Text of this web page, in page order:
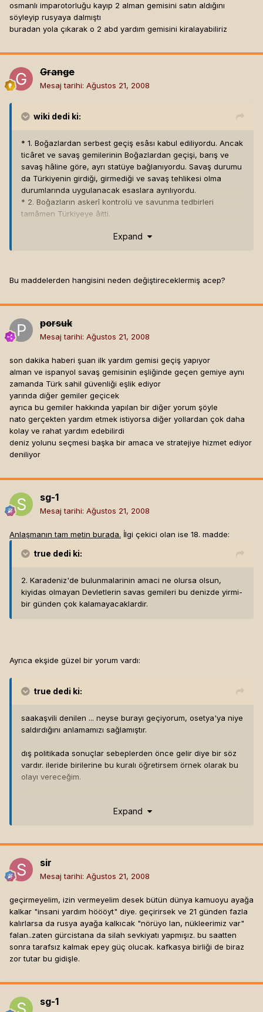
osmanlı imparotorluğu kayıp 2 alman gemisini satın aldığını
söyleyip rusyaya dalmıştı
buradan yola çıkarak o 2 abd yardım gemisini kiralayabiliriz
Grange
Mesaj tarihi: Ağustos 21, 2008
wiki dedi ki:
* 1. Boğazlardan serbest geçiş esâsı kabul ediliyordu. Ancak
ticâret ve savaş gemilerinin Boğazlardan geçişi, barış ve
savaş hâline göre, ayrı statüye bağlanıyordu. Savaş durumu
da Türkiyenin girdiği, girmediği ve savaş tehlikesi olma
durumlarında uygulanacak esaslara ayrılıyordu.
* 2. Boğazların askerî kontrolü ve savunma tedbirleri
tamâmen Türkiyeye âitti.
* a. Karadenizde kıyısı olmayan devletlerin ticâret gemileri
verilmek ve bir arada dokuz gemiyi ve belli tonajı aşmamak
üzere geçebilir. Denizaltılar, uçak gemileri ve 10.000 tondan
büyük savaş gemileri hiç geçemez. Sözleşmeye uygun
şekilde geçen savaş gemileri Karadenizde yirmi bir günden
* b. Karadenizde kıyısı bulunan devletlerin ticâret gemileri
serbestçe geçerler. Savaş gemileri geçmeden sekiz gün
önce Türkiyeye haber verecekler, bir arada geçen gemilerin
tonajı 15.000den fazla olmayacaktır. Karadenizde kalışları
için belli bir süre yoktur.
Savaş zamânında:
* a. Türkiye savaşa katılmışsa; her cins gemiyi geçirip
rağmen savaşan tarafların savaş gemileri geçemez.
* c. Savaş tehlikesinin çok olduğu zamanlarda; Türkiye yine
Expand
Bu maddelerden hangisini neden değiştireceklermiş acep?
porsuk
Mesaj tarihi: Ağustos 21, 2008
son dakika haberi şuan ilk yardım gemisi geçiş yapıyor
alman ve ispanyol savaş gemisinin eşliğinde geçen gemiye aynı
zamanda Türk sahil güvenliği eşlik ediyor
yarında diğer gemiler geçicek
ayrıca bu gemiler hakkında yapılan bir diğer yorum şöyle
nato gerçekten yardım etmek istiyorsa diğer yollardan çok daha
kolay ve rahat yardım edebilirdi
deniz yolunu seçmesi başka bir amaca ve stratejiye hizmet ediyor
deniliyor
sg-1
Mesaj tarihi: Ağustos 21, 2008
Anlaşmanın tam metin burada. İlgi çekici olan ise 18. madde:
true dedi ki:
2. Karadeniz'de bulunmalarinin amaci ne olursa olsun,
kiyidas olmayan Devletlerin savas gemileri bu denizde yirmi-
bir günden çok kalamayacaklardir.
Ayrıca ekşide güzel bir yorum vardı:
true dedi ki:
saakaşvili denilen ... neyse burayı geçiyorum, osetya'ya niye
saldırdığını anlamamızı sağlamıştır.
dış politikada sonuçlar sebeplerden önce gelir diye bir söz
vardır. ileride birilerine bu kuralı öğretirsem örnek olarak bu
olayı vereceğim.
hesap hatası oldu, 1 mart tezkeresi meclisten geçmedi.
Expand
sir
Mesaj tarihi: Ağustos 21, 2008
geçirmeyelim, izin vermeyelim desek bütün dünya kamuoyu ayağa
kalkar "insani yardım höööyt" diye. geçirirsek ve 21 günden fazla
kalırlarsa da rusya ayağa kalkıcak "nörüyo lan, nükleerimiz var"
falan..zaten gürcistana da silah sevkiyatı yapmışız. bu saatten
sonra tarafsız kalmak epey güç olucak. kafkasya birliği de biraz
zor tutar bu gidişle.
sg-1